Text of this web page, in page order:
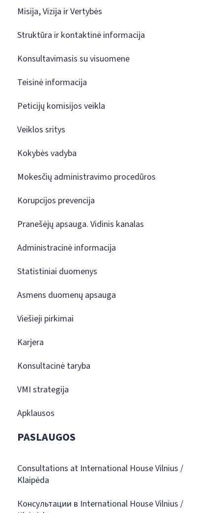
Misija, Vizija ir Vertybės
Struktūra ir kontaktinė informacija
Konsultavimasis su visuomene
Teisinė informacija
Peticijų komisijos veikla
Veiklos sritys
Kokybės vadyba
Mokesčių administravimo procedūros
Korupcijos prevencija
Pranešėjų apsauga. Vidinis kanalas
Administracinė informacija
Statistiniai duomenys
Asmens duomenų apsauga
Viešieji pirkimai
Karjera
Konsultacinė taryba
VMI strategija
Apklausos
PASLAUGOS
Consultations at International House Vilnius /
Klaipėda
Консультации в International House Vilnius /